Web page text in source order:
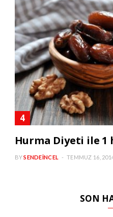
Hurma Diyeti ile 1
BYSENDEINCEL TEMMUZ 16,
SON